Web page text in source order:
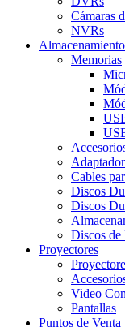
Cámaras
NVRs
Almacenamiento
Memorias
Cables
Discos
Discos
Discos de
Proyectores
Video
Pantallas
Puntos de Venta